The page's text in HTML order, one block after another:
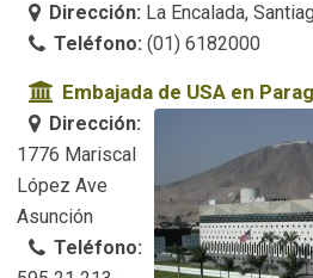
Dirección: La Encalada,
Teléfono: (01) 6182000
Embajada de USA en
Dirección:
1776 Mariscal
López Ave
Asunción
Teléfono: